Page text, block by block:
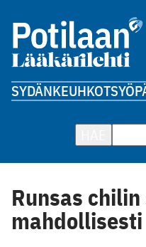
SYDÄNKEUHKOT
Runsas